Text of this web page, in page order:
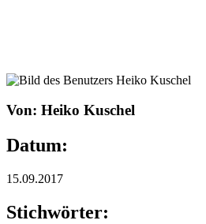
Von: Heiko Kuschel
Datum:
15.09.2017
Stichwörter: